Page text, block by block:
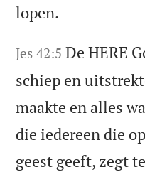
lopen.
Jes 42:5 De HERE
schiep en
maakte en alles
die iedereen die
geest geeft, zegt